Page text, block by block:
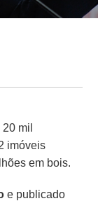
mil
imóveis
em bois.
e publicado